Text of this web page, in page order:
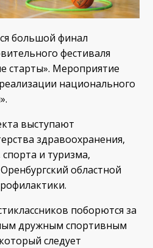
большой финал
фестиваля
старты». Мероприятие
национального
выступают
здравоохранения,
и туризма,
областной
поборются за
дружным спортивным
следует